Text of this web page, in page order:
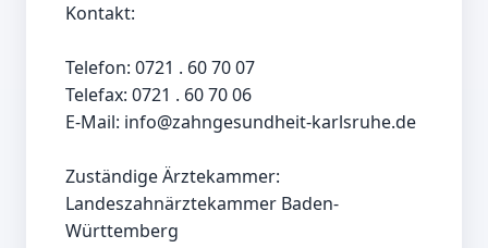
Kontakt:
Telefon: 0721 . 60 70 07
Telefax: 0721 . 60 70 06
E-Mail: info@zahngesundheit-karlsruhe.de
Zuständige Ärztekammer:
Landeszahnärztekammer Baden-
Württemberg